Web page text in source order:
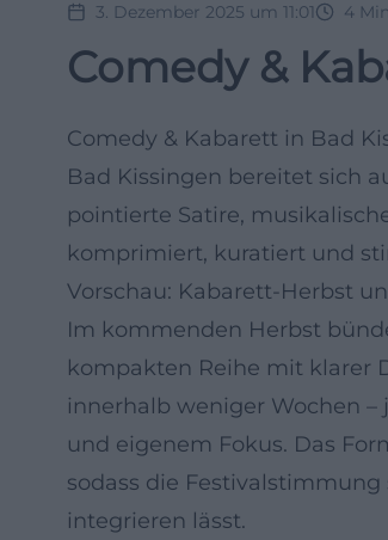
3. Dezember 2025 um 11:01 4
Comedy &
Comedy & Kabarett in Bad
Bad Kissingen bereitet sich
pointierte Satire,
komprimiert, kuratiert und
Vorschau: Kabarett-Herbst
Im kommenden Herbst
kompakten Reihe mit klarer
innerhalb weniger Wochen
und eigenem Fokus. Das
sodass die
integrieren lässt.